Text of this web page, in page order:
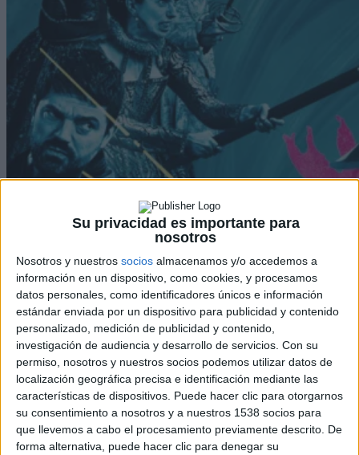
Su privacidad es importante para
nosotros
Nosotros y nuestros socios almacenamos y/o accedemos a
información en un dispositivo, como cookies, y procesamos
datos personales, como identificadores únicos e información
estándar enviada por un dispositivo para publicidad y contenido
personalizado, medición de publicidad y contenido,
investigación de audiencia y desarrollo de servicios. Con su
permiso, nosotros y nuestros socios podemos utilizar datos de
localización geográfica precisa e identificación mediante las
características de dispositivos. Puede hacer clic para otorgarnos
su consentimiento a nosotros y a nuestros 1538 socios para
que llevemos a cabo el procesamiento previamente descrito. De
forma alternativa, puede hacer clic para denegar su